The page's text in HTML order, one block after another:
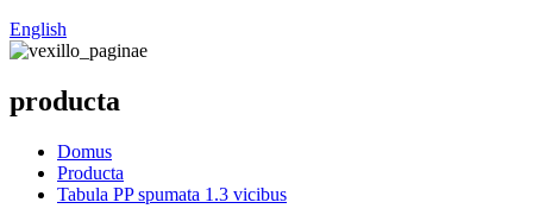
English
producta
Domus
Producta
Tabula PP spumata 1.3 vicibus